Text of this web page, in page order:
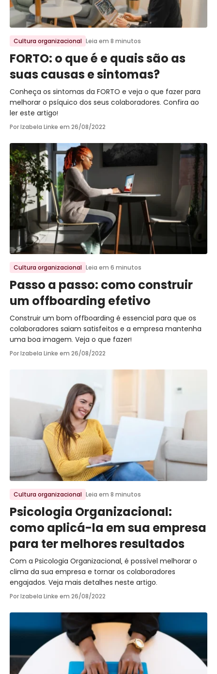
Ir para o post
Cultura organizacional Leia em 8 minutos
FORTO: o que é e quais são as
suas causas e sintomas?
Conheça os sintomas da FORTO e veja o que fazer para
melhorar o psíquico dos seus colaboradores. Confira ao
ler este artigo!
Por Izabela Linke em 26/08/2022
Ir para o post
Cultura organizacional Leia em 6 minutos
Passo a passo: como construir
um offboarding efetivo
Construir um bom offboarding é essencial para que os
colaboradores saiam satisfeitos e a empresa mantenha
uma boa imagem. Veja o que fazer!
Por Izabela Linke em 26/08/2022
Ir para o post
Cultura organizacional Leia em 8 minutos
Psicologia Organizacional:
como aplicá-la em sua empresa
para ter melhores resultados
Com a Psicologia Organizacional, é possível melhorar o
clima da sua empresa e tornar os colaboradores
engajados. Veja mais detalhes neste artigo.
Por Izabela Linke em 26/08/2022